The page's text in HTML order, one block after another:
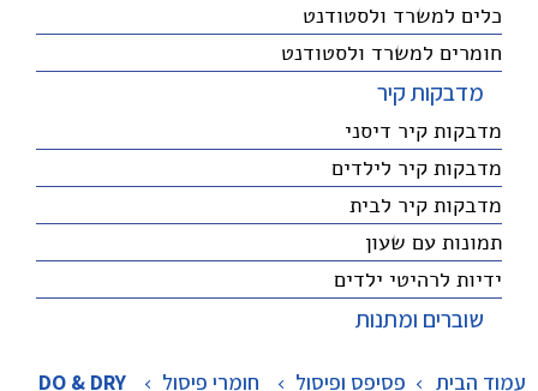
כלים למשרד ולסטודנט
חומרים למשרד ולסטודנט
מדבקות קיר
מדבקות קיר דיסני
מדבקות קיר לילדים
מדבקות קיר לבית
תמונות עם שעון
ידיות לרהיטי ילדים
שוברים ומתנות
עמוד הבית פסיפס ופיסול > חומרי פיסול >
DO & DRY